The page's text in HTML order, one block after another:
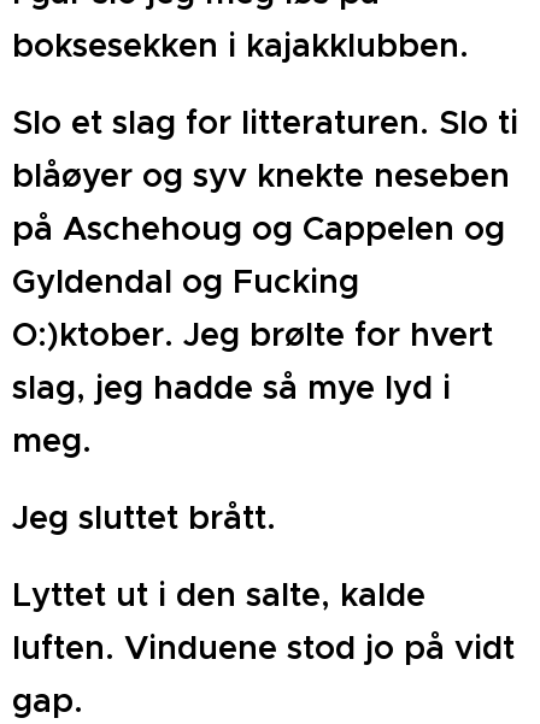
boksesekken i kajakklubben.
Slo et slag for litteraturen. Slo ti
blåøyer og syv knekte neseben
på Aschehoug og Cappelen og
Gyldendal og Fucking
O:)ktober. Jeg brølte for hvert
slag, jeg hadde så mye lyd i
meg.
Jeg sluttet brått.
Lyttet ut i den salte, kalde
luften. Vinduene stod jo på vidt
gap.